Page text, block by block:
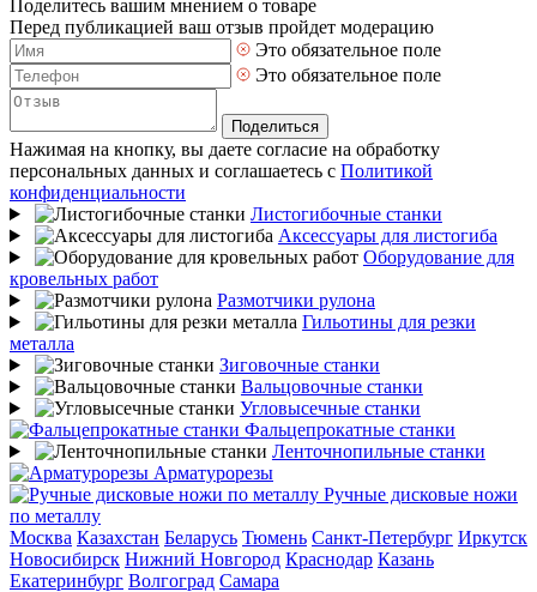
Поделитесь вашим мнением о товаре
Перед публикацией ваш отзыв пройдет модерацию
Это обязательное поле
Это обязательное поле
Поделиться
Нажимая на кнопку, вы даете согласие на обработку
персональных данных и соглашаетесь с Политикой
конфиденциальности
Листогибочные станки
Аксессуары для листогиба
Оборудование для
кровельных работ
Размотчики рулона
Гильотины для резки
металла
Зиговочные станки
Вальцовочные станки
Угловысечные станки
Фальцепрокатные станки
Ленточнопильные станки
Арматурорезы
Ручные дисковые ножи
по металлу
Москва Казахстан Беларусь Тюмень Санкт-Петербург Иркутск
Новосибирск Нижний Новгород Краснодар Казань
Екатеринбург Волгоград Самара